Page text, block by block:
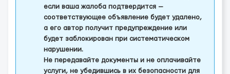
если ваша жалоба подтвердится —
соответствующее объявление будет удалено,
а его автор получит предупреждение или
будет заблокирован при систематическом
нарушении.
Не передавайте документы и не оплачивайте
услуги, не убедившись в их безопасности для